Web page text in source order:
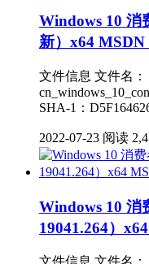
Windows 10 消
新）x64 MSDN
文件信息 文件名：
SHA-1：
2022-07-23 阅读
Windows 10 消
19041.264）